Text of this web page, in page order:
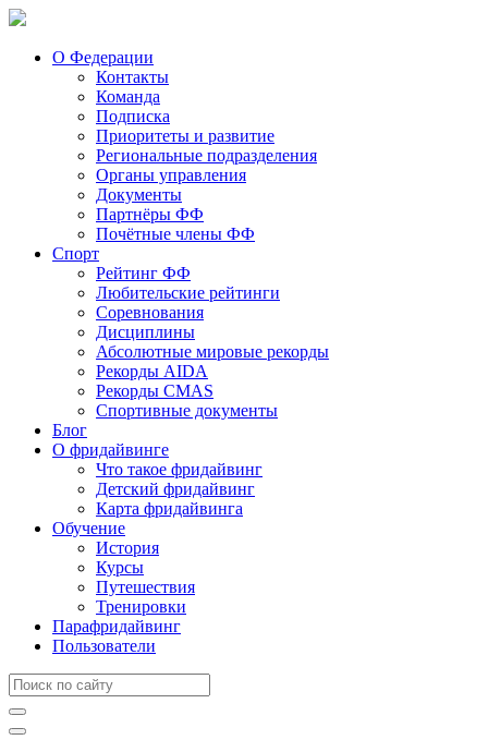
О Федерации
Контакты
Команда
Подписка
Приоритеты и развитие
Региональные подразделения
Органы управления
Документы
Партнёры ФФ
Почётные члены ФФ
Спорт
Рейтинг ФФ
Любительские рейтинги
Соревнования
Дисциплины
Абсолютные мировые рекорды
Рекорды AIDA
Рекорды CMAS
Спортивные документы
Блог
О фридайвинге
Что такое фридайвинг
Детский фридайвинг
Карта фридайвинга
Обучение
История
Курсы
Путешествия
Тренировки
Парафридайвинг
Пользователи